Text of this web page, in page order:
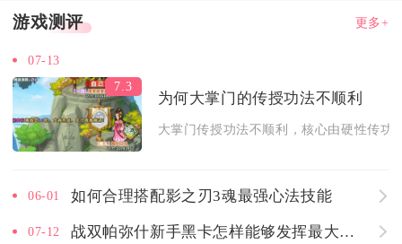
游戏测评 更多+
07-13
7.3
为何大掌门的传授功法不顺利
大掌门传授功法不顺利，核心由硬性传功
06-01 如何合理搭配影之刃3魂最强心法技能
07-12 战双帕弥什新手黑卡怎样能够发挥最大作用